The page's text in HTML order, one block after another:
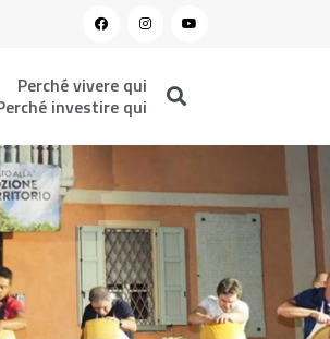
Perché vivere qui
investire qui